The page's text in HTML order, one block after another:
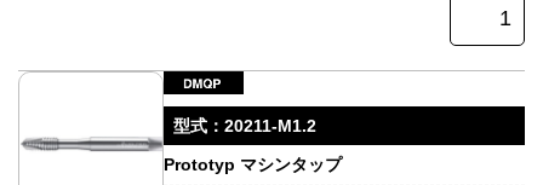
型式： 20211-M1.2
Prototyp マシンタップ